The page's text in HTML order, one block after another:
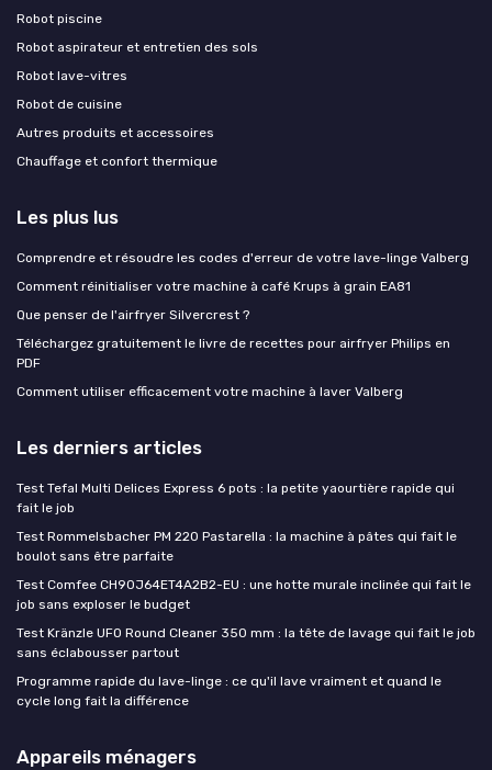
Robot piscine
Robot aspirateur et entretien des sols
Robot lave-vitres
Robot de cuisine
Autres produits et accessoires
Chauffage et confort thermique
Les plus lus
Comprendre et résoudre les codes d'erreur de votre lave-linge Valberg
Comment réinitialiser votre machine à café Krups à grain EA81
Que penser de l'airfryer Silvercrest ?
Téléchargez gratuitement le livre de recettes pour airfryer Philips en
PDF
Comment utiliser efficacement votre machine à laver Valberg
Les derniers articles
Test Tefal Multi Delices Express 6 pots : la petite yaourtière rapide qui
fait le job
Test Rommelsbacher PM 220 Pastarella : la machine à pâtes qui fait le
boulot sans être parfaite
Test Comfee CH90J64ET4A2B2-EU : une hotte murale inclinée qui fait le
job sans exploser le budget
Test Kränzle UFO Round Cleaner 350 mm : la tête de lavage qui fait le job
sans éclabousser partout
Programme rapide du lave-linge : ce qu'il lave vraiment et quand le
cycle long fait la différence
Appareils ménagers